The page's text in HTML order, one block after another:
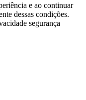
e ao continuar
dessas condições.
segurança